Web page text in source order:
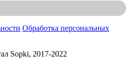
Обработка персональных
Sopki, 2017-2022